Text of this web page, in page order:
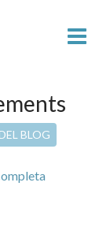
BLOG